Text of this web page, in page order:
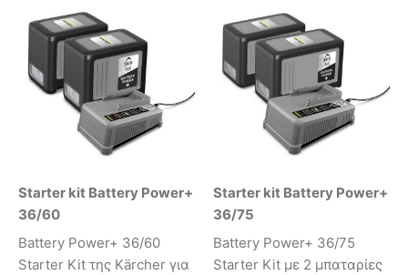
Starter kit Battery Power+
36/60
Battery Power+ 36/60
Starter Kit της Kärcher για
Starter kit Battery Power+
36/75
Battery Power+ 36/75
Starter Kit με 2 μπαταρίες